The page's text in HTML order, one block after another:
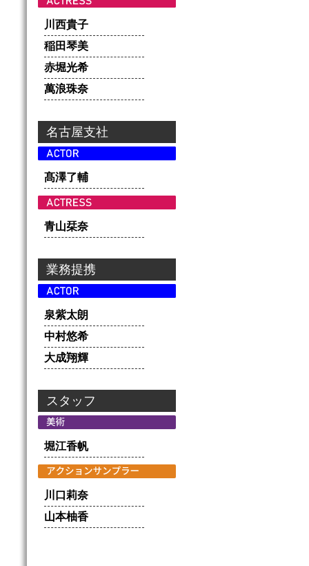
川西貴子
稲田琴美
赤堀光希
萬浪珠奈
名古屋支社
髙澤了輔
青山栞奈
業務提携
泉紫太朗
中村悠希
大成翔輝
スタッフ
堀江香帆
川口莉奈
山本柚香